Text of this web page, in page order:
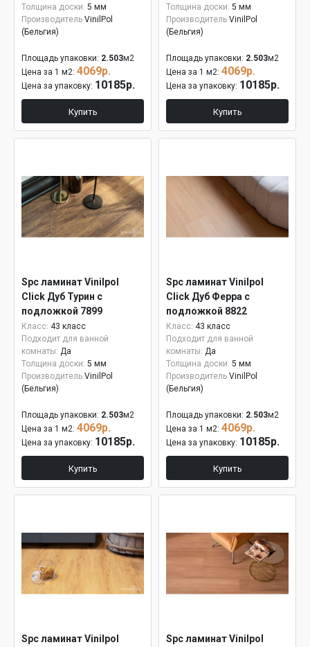
Толщина доски: 5 мм
Производитель VinilPol
(Бельгия)
Площадь упаковки: 2.503м2
Цена за 1 м2: 4069р.
Цена за упаковку: 10185р.
Купить
Толщина доски: 5 мм
Производитель VinilPol
(Бельгия)
Площадь упаковки: 2.503м2
Цена за 1 м2: 4069р.
Цена за упаковку: 10185р.
Купить
Spc ламинат Vinilpol
Click Дуб Турин с
подложкой 7899
Класс: 43 класс
Подходит для ванной
комнаты: Да
Толщина доски: 5 мм
Производитель VinilPol
(Бельгия)
Площадь упаковки: 2.503м2
Цена за 1 м2: 4069р.
Цена за упаковку: 10185р.
Купить
Spc ламинат Vinilpol
Click Дуб Ферра с
подложкой 8822
Класс: 43 класс
Подходит для ванной
комнаты: Да
Толщина доски: 5 мм
Производитель VinilPol
(Бельгия)
Площадь упаковки: 2.503м2
Цена за 1 м2: 4069р.
Цена за упаковку: 10185р.
Купить
Spc ламинат Vinilpol
Spc ламинат Vinilpol